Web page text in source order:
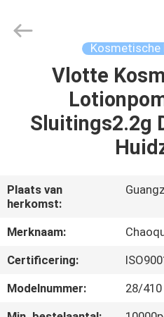
PRODUCTEN
ONS
FABRIEKSREIS
Vlotte
Sluitings2.2g
Plaats van
herkomst:
Merknaam:
Certificering:
Modelnummer:
28/410